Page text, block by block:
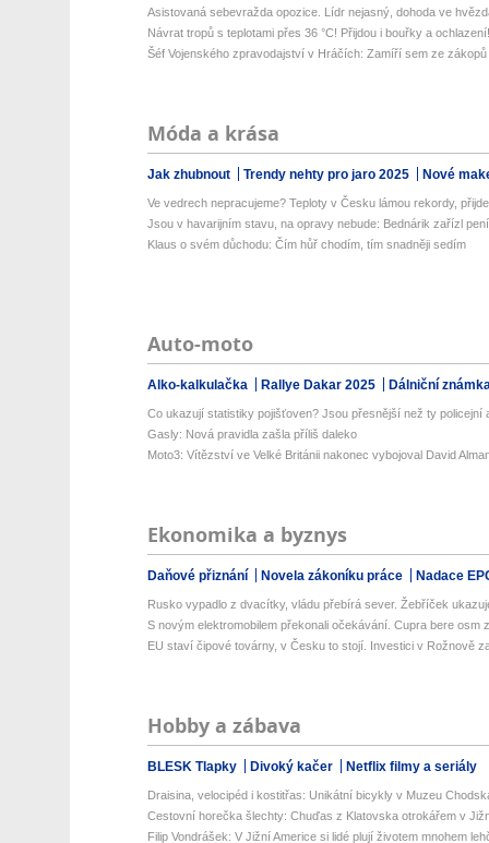
Asistovaná sebevražda opozice. Lídr nejasný, dohoda ve
Návrat tropů s teplotami přes 36 °C! Přijdou i bouřky a
Šéf Vojenského zpravodajství v Hráčích: Zamíří sem ze zákopů
Móda a krása
Jak zhubnout Trendy nehty pro jaro 2025 Nové
Ve vedrech nepracujeme? Teploty v Česku lámou rekordy,
Jsou v havarijním stavu, na opravy nebude: Bednárik zařízl
Klaus o svém důchodu: Čím hůř chodím, tím snadněji sedím
Auto-moto
Alko-kalkulačka Rallye Dakar 2025 Dálniční
Co ukazují statistiky pojišťoven? Jsou přesnější než ty policejní
Gasly: Nová pravidla zašla příliš daleko
Moto3: Vítězství ve Velké Británii nakonec vybojoval David
Ekonomika a byznys
Daňové přiznání Novela zákoníku práce Nadace
Rusko vypadlo z dvacítky, vládu přebírá sever. Žebříček
S novým elektromobilem překonali očekávání. Cupra bere osm
EU staví čipové továrny, v Česku to stojí. Investici v Rožnově
Hobby a zábava
BLESK Tlapky Divoký kačer Netflix filmy a seriály
Draisina, velocipéd i kostitřas: Unikátní bicykly v Muzeu
Cestovní horečka šlechty: Chuďas z Klatovska otrokářem v
Filip Vondrášek: V Jižní Americe si lidé plují životem mnohem